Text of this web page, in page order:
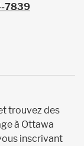
7839
trouvez des
à Ottawa
inscrivant